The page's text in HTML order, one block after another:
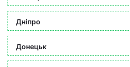
Дніпро
Донецьк